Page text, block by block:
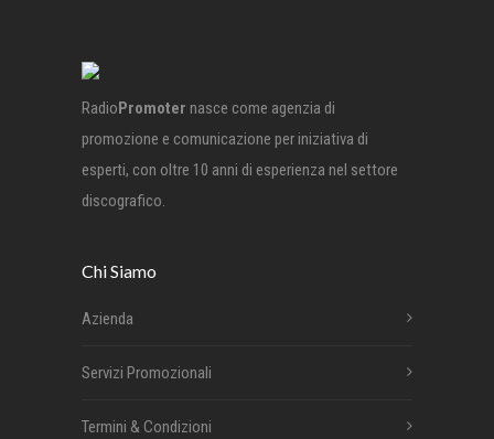
RadioPromoter nasce come agenzia di
promozione e comunicazione per iniziativa di
esperti, con oltre 10 anni di esperienza nel settore
discografico.
Chi Siamo
Azienda
Servizi Promozionali
Termini & Condizioni